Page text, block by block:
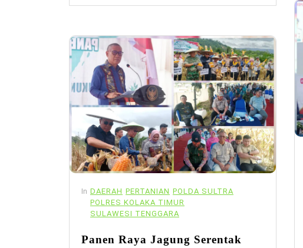
In DAERAH PERTANIAN POLDA SULTRA
POLRES KOLAKA TIMUR
SULAWESI TENGGARA
Panen Raya Jagung Serentak